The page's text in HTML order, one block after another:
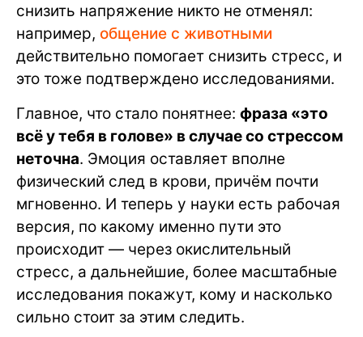
снизить напряжение никто не отменял:
например, общение с животными
действительно помогает снизить стресс, и
это тоже подтверждено исследованиями.
Главное, что стало понятнее: фраза «это
всё у тебя в голове» в случае со стрессом
неточна. Эмоция оставляет вполне
физический след в крови, причём почти
мгновенно. И теперь у науки есть рабочая
версия, по какому именно пути это
происходит — через окислительный
стресс, а дальнейшие, более масштабные
исследования покажут, кому и насколько
сильно стоит за этим следить.